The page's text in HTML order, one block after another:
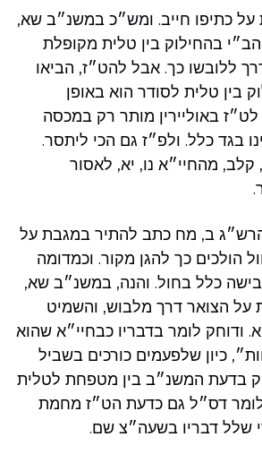
כתיפו חייב. ומש״כ במשנ״ב שא,
בהחילוק בין טלית מקופלת
ללובשו כך. אבל להט״ז, הביאו
בין טלית לסודר הוא באופן
באוליירין מותר רק במכסה
בגד כלל. ולפ״ז גם הכי ליתסר.
מהחיי״א נו, יא, לאסור
ב, מח כתב להתיר במגבת על
הולכים כך להגן מקור. וכמדומה
כלל בחול. והנה, במשנ״ב שא,
הצואר דרך מלבוש, והשמיט
ודוחק לומר בדבריו כבחיי״א שהוא
כיון שלפעמים כורכים בשביל
בדעת המשנ״ב בין מטפחת לטלית
דס״ל גם כדעת הט״ז מחמת
שלל דבריו בשעה״צ שם.